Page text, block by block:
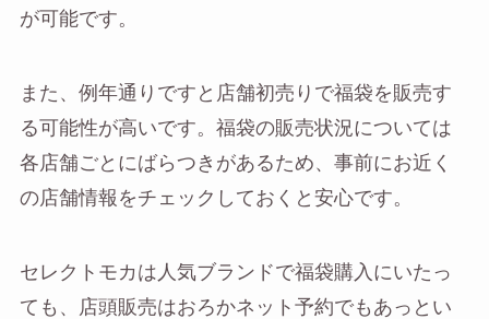
が可能です。
また、例年通りですと店舗初売りで福袋を販売す
る可能性が高いです。福袋の販売状況については
各店舗ごとにばらつきがあるため、事前にお近く
の店舗情報をチェックしておくと安心です。
セレクトモカは人気ブランドで福袋購入にいたっ
ても、店頭販売はおろかネット予約でもあっとい